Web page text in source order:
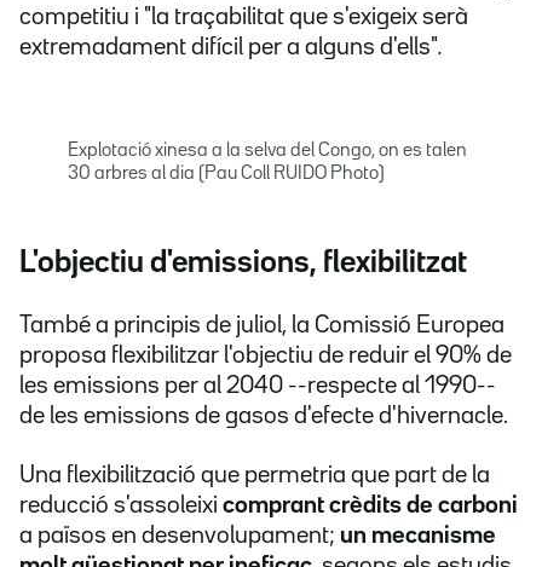
competitiu i "la traçabilitat que s'exigeix serà
extremadament difícil per a alguns d'ells".
Explotació xinesa a la selva del Congo, on es talen
30 arbres al dia (Pau Coll RUIDO Photo)
L'objectiu d'emissions, flexibilitzat
També a principis de juliol, la Comissió Europea
proposa flexibilitzar l'objectiu de reduir el 90% de
les emissions per al 2040 --respecte al 1990--
de les emissions de gasos d'efecte d'hivernacle.
Una flexibilització que permetria que part de la
reducció s'assoleixi comprant crèdits de carboni
a països en desenvolupament; un mecanisme